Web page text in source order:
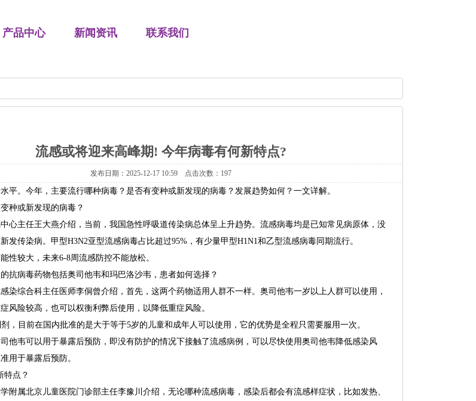
产品中心 新闻资讯 联系我们
流感或将迎来高峰期! 今年病毒有何新特点?
发布日期：2025-12-17 10:59 点击次数：197
平。今年，主要流行哪种病毒？是否有变种或新发现的病毒？发展趋势如何？一文详解。
种或新发现的病毒？
心主任王大燕介绍，当前，我国急性呼吸道传染病总体呈上升趋势。流感病毒均是已知常见病原体，没
发传染病。甲型H3N2亚型流感病毒占比超过95%，有少量甲型H1N1和乙型流感病毒同期流行。
性较大，未来6-8周流感防控不能放松。
抗病毒药物包括奥司他韦和玛巴洛沙韦，患者如何选择？
染综合科主任医师李侗曾介绍，首先，这两个药物适用人群不一样。奥司他韦一岁以上人群可以使用，
风险较高，也可以权衡利弊后使用，以降低重症风险。
，目前在国内批准的是大于等于5岁的儿童和成年人可以使用，它的优势是全程只需要服用一次。
他韦可以用于暴露后预防，即没有防护的情况下接触了流感病例，可以尽快使用奥司他韦降低感染风
用于暴露后预防。
特点？
附属北京儿童医院门诊部主任李豫川介绍，无论哪种流感病毒，感染后都会有流感样症状，比如发热、